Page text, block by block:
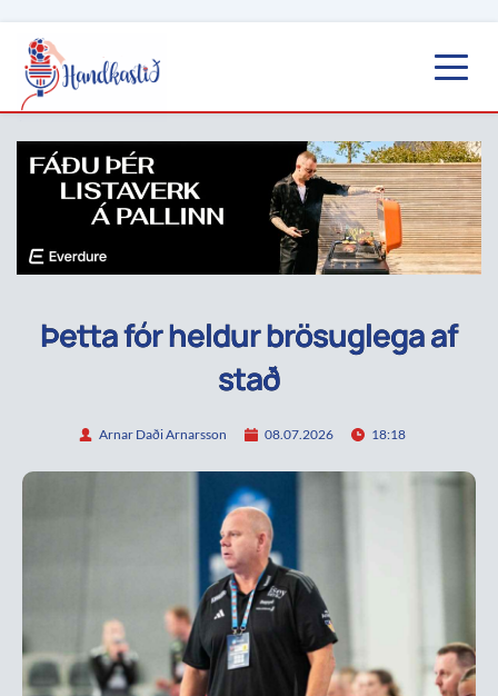
Þetta fór heldur brösuglega af
stað
Arnar Daði Arnarsson 08.07.2026 18:18